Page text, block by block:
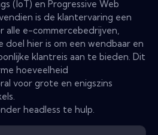
(IoT) en Progressive Web
is de klantervaring een
e-commercebedrijven,
hier is om een ​​wendbaar en
klantreis aan te bieden. Dit
hoeveelheid
voor grote en enigszins
headless te hulp.